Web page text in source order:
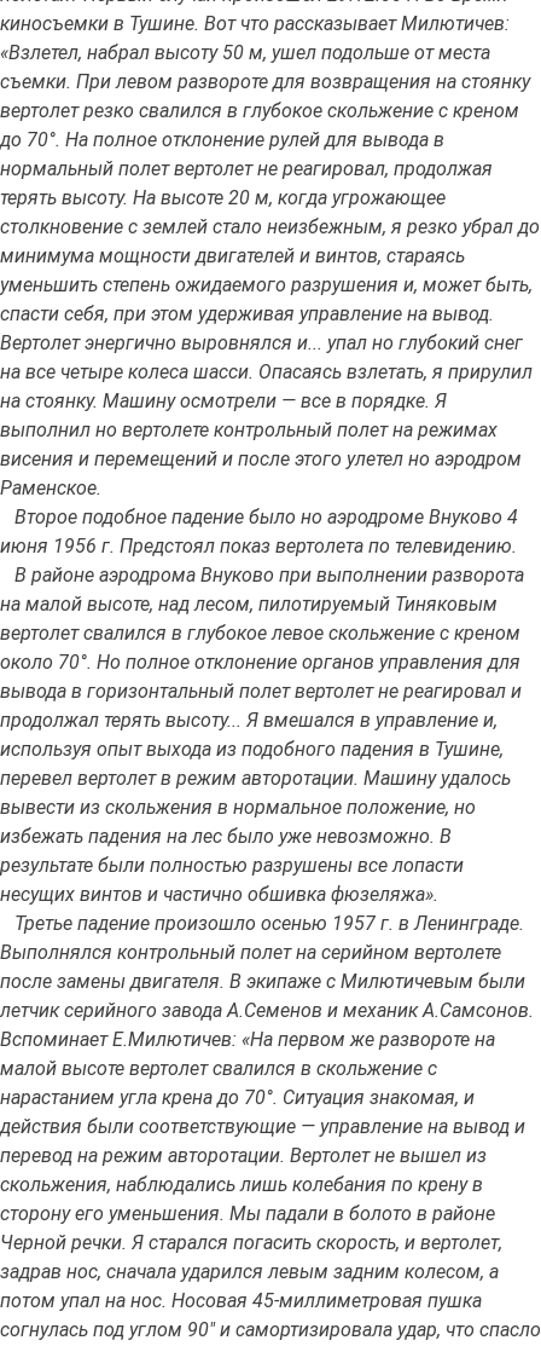
киносъемки в Тушине. Вот что рассказывает Милютичев:
«Взлетел, набрал высоту 50 м, ушел подольше от места
съемки. При левом развороте для возвращения на стоянку
вертолет резко свалился в глубокое скольжение с креном
до 70°. На полное отклонение рулей для вывода в
нормальный полет вертолет не реагировал, продолжая
терять высоту. На высоте 20 м, когда угрожающее
столкновение с землей стало неизбежным, я резко убрал до
минимума мощности двигателей и винтов, стараясь
уменьшить степень ожидаемого разрушения и, может быть,
спасти себя, при этом удерживая управление на вывод.
Вертолет энергично выровнялся и... упал но глубокий снег
на все четыре колеса шасси. Опасаясь взлетать, я прирулил
на стоянку. Машину осмотрели — все в порядке. Я
выполнил но вертолете контрольный полет на режимах
висения и перемещений и после этого улетел но аэродром
Раменское.
Второе подобное падение было но аэродроме Внуково 4
июня 1956 г. Предстоял показ вертолета по телевидению.
В районе аэродрома Внуково при выполнении разворота
на малой высоте, над лесом, пилотируемый Тиняковым
вертолет свалился в глубокое левое скольжение с креном
около 70°. Но полное отклонение органов управления для
вывода в горизонтальный полет вертолет не реагировал и
продолжал терять высоту... Я вмешался в управление и,
используя опыт выхода из подобного падения в Тушине,
перевел вертолет в режим авторотации. Машину удалось
вывести из скольжения в нормальное положение, но
избежать падения на лес было уже невозможно. В
результате были полностью разрушены все лопасти
несущих винтов и частично обшивка фюзеляжа».
Третье падение произошло осенью 1957 г. в Ленинграде.
Выполнялся контрольный полет на серийном вертолете
после замены двигателя. В экипаже с Милютичевым были
летчик серийного завода А.Семенов и механик А.Самсонов.
Вспоминает Е.Милютичев: «На первом же развороте на
малой высоте вертолет свалился в скольжение с
нарастанием угла крена до 70°. Ситуация знакомая, и
действия были соответствующие — управление на вывод и
перевод на режим авторотации. Вертолет не вышел из
скольжения, наблюдались лишь колебания по крену в
сторону его уменьшения. Мы падали в болото в районе
Черной речки. Я старался погасить скорость, и вертолет,
задрав нос, сначала ударился левым задним колесом, а
потом упал на нос. Носовая 45-миллиметровая пушка
согнулась под углом 90" и самортизировала удар, что спасло